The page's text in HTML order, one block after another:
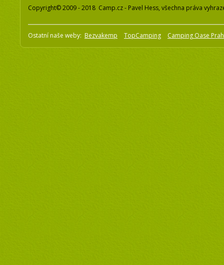
Copyright© 2009 - 2018 Camp.cz - Pavel Hess, všechna práva
Ostatní naše weby: Bezvakemp TopCamping Camping Oase